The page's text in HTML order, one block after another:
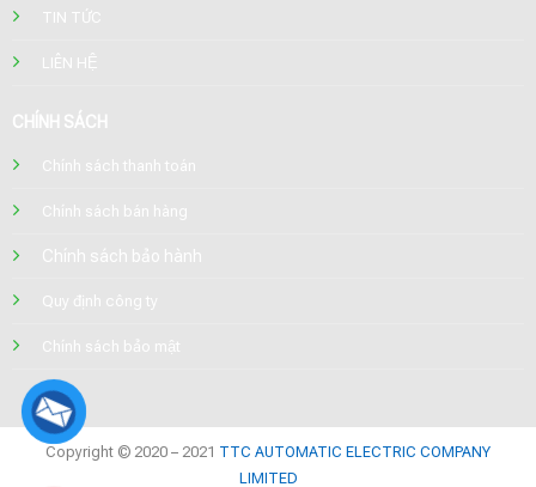
TIN TỨC
LIÊN HỆ
CHÍNH SÁCH
Chính sách thanh toán
Chính sách bán hàng
Chính sách bảo hành
Quy định công ty
Chính sách bảo mật
Copyright © 2020 – 2021 TTC AUTOMATIC ELECTRIC COMPANY
LIMITED